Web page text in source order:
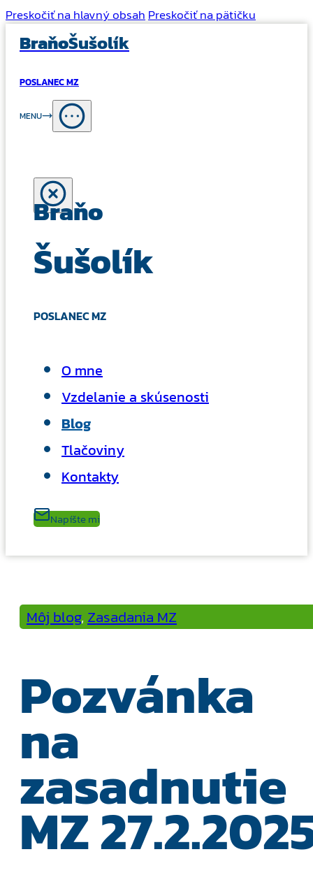
Preskočiť na hlavný obsah Preskočiť na pätičku
BraňoŠušolík
POSLANEC MZ
MENU
Braňo
Šušolík
POSLANEC MZ
O mne
Vzdelanie a skúsenosti
Blog
Tlačoviny
Kontakty
Napíšte mi
Môj blog, Zasadania MZ
Pozvánka
na
zasadnutie
MZ